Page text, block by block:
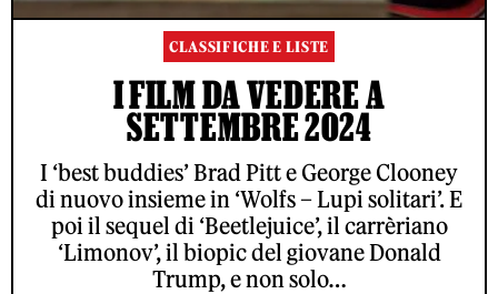
CLASSIFICHE E LISTE
I FILM DA VEDERE A
SETTEMBRE 2024
I ‘best buddies’ Brad Pitt e George Clooney
di nuovo insieme in ‘Wolfs – Lupi solitari’. E
poi il sequel di ‘Beetlejuice’, il carrèriano
‘Limonov’, il biopic del giovane Donald
Trump, e non solo…